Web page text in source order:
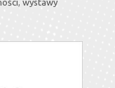
, wystawy